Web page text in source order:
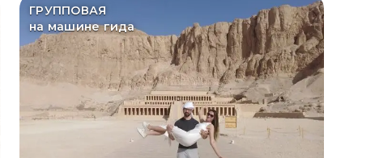
ГРУППОВАЯ
на машине гида